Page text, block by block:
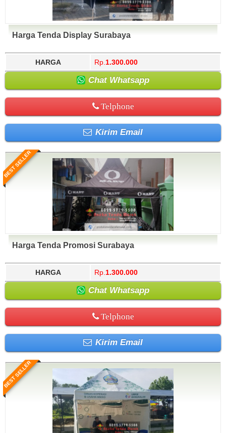
Harga Tenda Display Surabaya
HARGA Rp. 1.300.000
Chat Whatsapp
Telphone
Kirim Email
BEST SELLER
Harga Tenda Promosi Surabaya
HARGA Rp. 1.300.000
Chat Whatsapp
Telphone
Kirim Email
BEST SELLER